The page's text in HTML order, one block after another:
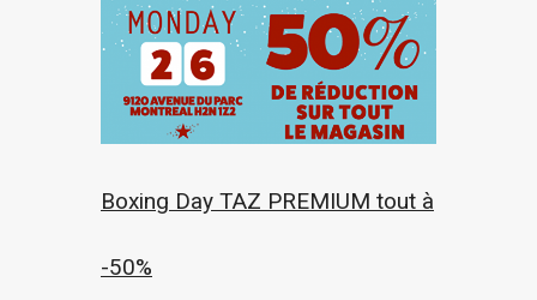
Boxing Day TAZ PREMIUM tout à
-50%